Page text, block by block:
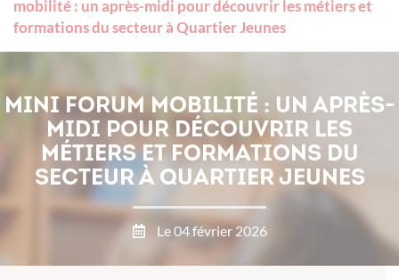
mobilité : un après-midi pour découvrir les métiers et
formations du secteur à Quartier Jeunes
MINI FORUM MOBILITÉ : UN APRÈS-
MIDI POUR DÉCOUVRIR LES
MÉTIERS ET FORMATIONS DU
SECTEUR À QUARTIER JEUNES
Le 04 février 2026